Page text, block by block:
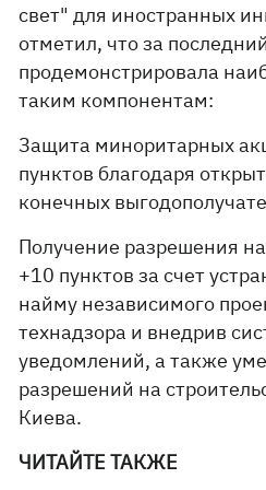
свет" для иностранных
отметил, что за
продемонстрировала
таким компонентам:
Защита миноритарных
пунктов благодаря
конечных
Получение разрешения
+10 пунктов за счет
найму независимого
технадзора и внедрив
уведомлений, а также
разрешений на
Киева.
ЧИТАЙТЕ ТАКЖЕ